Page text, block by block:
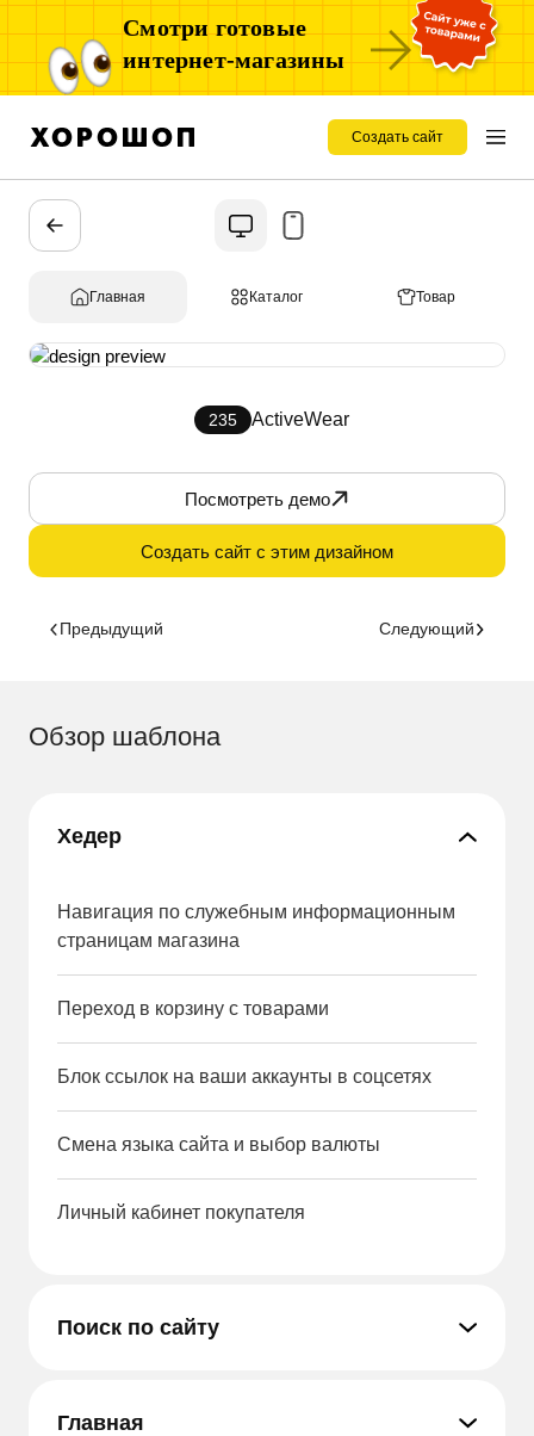
Смотри готовые
интернет-магазины
Создать сайт
Главная Каталог Товар
235 ActiveWear
Посмотреть демо
Создать сайт с этим дизайном
Предыдущий Следующий
Обзор шаблона
Хедер
Навигация по служебным информационным
страницам магазина
Переход в корзину с товарами
Блок ссылок на ваши аккаунты в соцсетях
Смена языка сайта и выбор валюты
Личный кабинет покупателя
Поиск по сайту
Главная